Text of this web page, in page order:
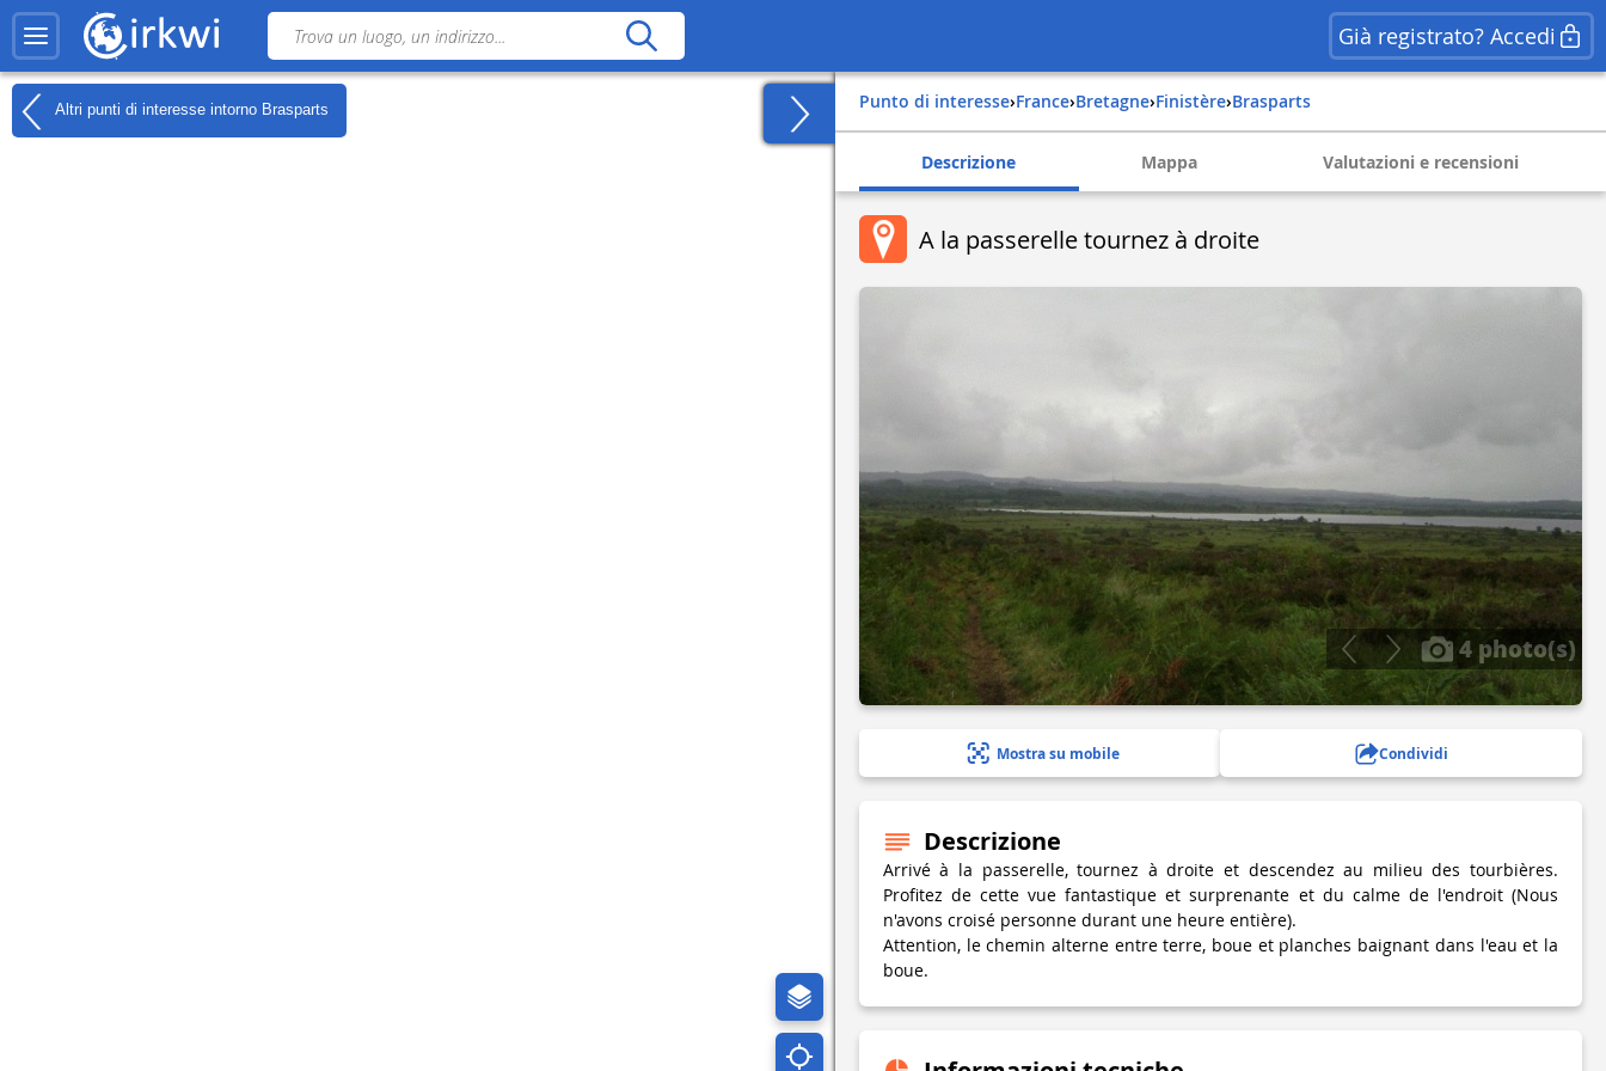
Già registrato? Accedi
Altri punti di interesse intorno Brasparts Punto di interesse› france› bretagne› finistère› brasparts
Descrizione Mappa Valutazioni e recensioni
A la passerelle tournez à droite
4 photo(s)
Mostra su mobile Condividi
Descrizione
Arrivé à la passerelle, tournez à droite et descendez au milieu des tourbières.
Profitez de cette vue fantastique et surprenante et du calme de l'endroit (Nous
n'avons croisé personne durant une heure entière).
Attention, le chemin alterne entre terre, boue et planches baignant dans l'eau et la
boue.